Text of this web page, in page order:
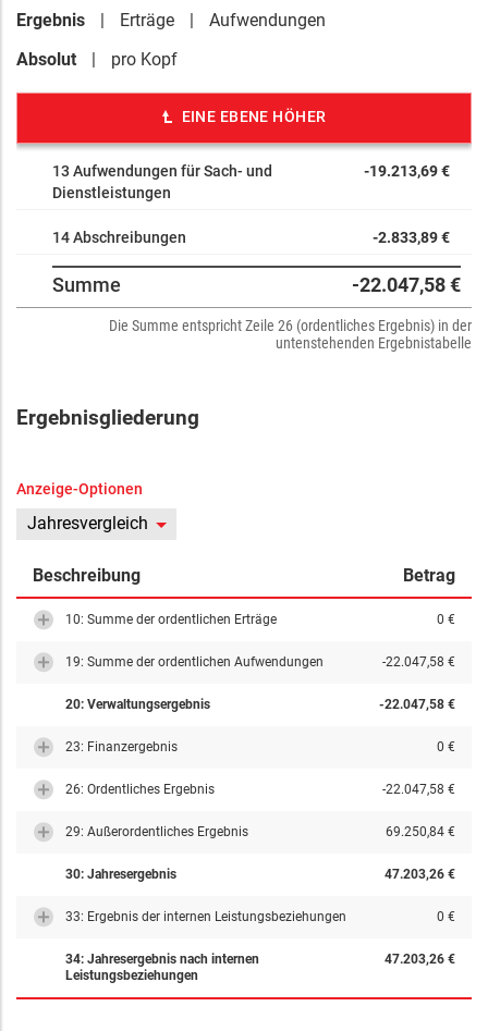
832241 Ausz für die Bewirtschaftung von Grundstücken
832431 Geschäftsauszahlungen
834315 Ausz f Zuw u Zusch an verb Untern SV Beteilig
842852 Ausz für Tiefbaumaßnahmen
Nacharbeiten Eingangs- u. Hauptdach Naturbad PV-Anlage
Naturbad
842853 Ausz für sonstige Baumaßnahmen
950200 ILV Kosten Bauhof
990020 Auszahlungen ILV (Verrechnung)
Ergebnis Erträge
Aufwendungen
Absolut
pro Kopf
EINE EBENE HÖHER
13 Aufwendungen für Sach- und
Dienstleistungen
-19.213,69 €
14 Abschreibungen -2.833,89 €
Summe -22.047,58 €
Die Summe entspricht Zeile 26 (ordentliches Ergebnis) in der
untenstehenden Ergebnistabelle
Ergebnisgliederung
Anzeige-Optionen
Jahresvergleich
Beschreibung Betrag
10: Summe der ordentlichen Erträge 0 €
19: Summe der ordentlichen Aufwendungen -22.047,58 €
20: Verwaltungsergebnis -22.047,58 €
23: Finanzergebnis 0 €
26: Ordentliches Ergebnis -22.047,58 €
29: Außerordentliches Ergebnis 69.250,84 €
30: Jahresergebnis 47.203,26 €
33: Ergebnis der internen Leistungsbeziehungen 0 €
34: Jahresergebnis nach internen
Leistungsbeziehungen
47.203,26 €